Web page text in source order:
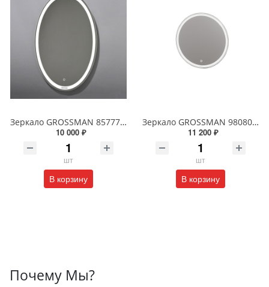
Зеркало GROSSMAN 857770 GALAXY 570*770 с сенсорным выключателем
10 000 ₽
шт
В корзину
Зеркало GROSSMAN 98080 SENTO D800 800*800*45 LED с сенсорным выключателем
11 200 ₽
шт
В корзину
Почему Мы?